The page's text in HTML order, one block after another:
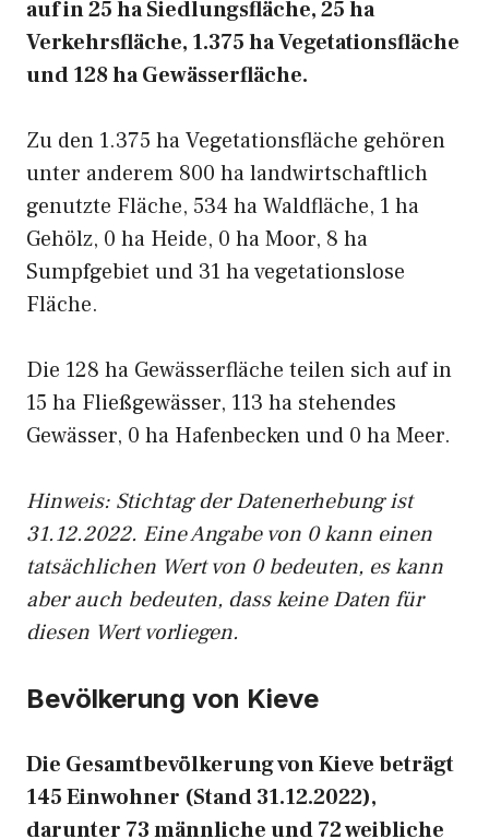
auf in 25 ha Siedlungsfläche, 25 ha
Verkehrsfläche, 1.375 ha Vegetationsfläche
und 128 ha Gewässerfläche.
Zu den 1.375 ha Vegetationsfläche gehören
unter anderem 800 ha landwirtschaftlich
genutzte Fläche, 534 ha Waldfläche, 1 ha
Gehölz, 0 ha Heide, 0 ha Moor, 8 ha
Sumpfgebiet und 31 ha vegetationslose
Fläche.
Die 128 ha Gewässerfläche teilen sich auf in
15 ha Fließgewässer, 113 ha stehendes
Gewässer, 0 ha Hafenbecken und 0 ha Meer.
Hinweis: Stichtag der Datenerhebung ist
31.12.2022. Eine Angabe von 0 kann einen
tatsächlichen Wert von 0 bedeuten, es kann
aber auch bedeuten, dass keine Daten für
diesen Wert vorliegen.
Bevölkerung von Kieve
Die Gesamtbevölkerung von Kieve beträgt
145 Einwohner (Stand 31.12.2022),
darunter 73 männliche und 72 weibliche